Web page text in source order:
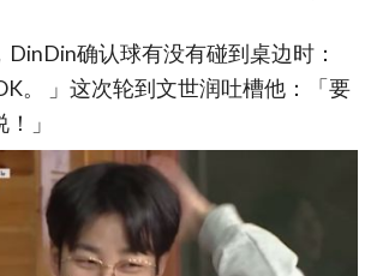
确认球有没有碰到桌边时：
。 」这次轮到文世润吐槽他：「要
」